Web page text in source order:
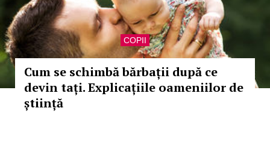
COPII
Cum se schimbă bărbații după ce
devin tați. Explicațiile oameniilor de
știință